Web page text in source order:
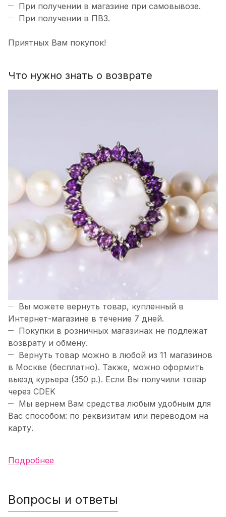
При получении в магазине при самовывозе.
При получении в ПВЗ.
Приятных Вам покупок!
Что нужно знать о возврате
Вы можете вернуть товар, купленный в
Интернет-магазине в течение 7 дней.
Покупки в розничных магазинах не подлежат
возврату и обмену.
Вернуть товар можно в любой из 11 магазинов
в Москве (бесплатно). Также, можно оформить
выезд курьера (350 р.). Если Вы получили товар
через CDEK
Мы вернем Вам средства любым удобным для
Вас способом: по реквизитам или переводом на
карту.
Подробнее
Вопросы и ответы